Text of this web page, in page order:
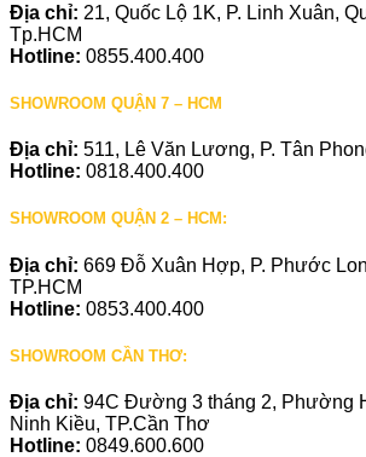
Địa chỉ: 21, Quốc Lộ 1K, P. Linh Xuân,
Tp.HCM
Hotline: 0855.400.400
SHOWROOM QUẬN 7 – HCM
Địa chỉ: 511, Lê Văn Lương, P. Tân
Hotline: 0818.400.400
SHOWROOM QUẬN 2 – HCM:
Địa chỉ: 669 Đỗ Xuân Hợp, P. Phước
TP.HCM
Hotline: 0853.400.400
SHOWROOM CẦN THƠ:
Địa chỉ: 94C Đường 3 tháng 2, Phường
Ninh Kiều, TP.Cần Thơ
Hotline: 0849.600.600